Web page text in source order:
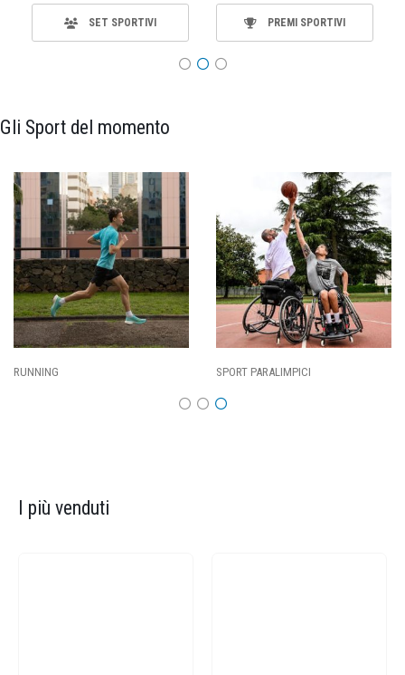
SET SPORTIVI PREMI SPORTIVI
Gli Sport del momento
SPORT PARALIMPICI
I più venduti